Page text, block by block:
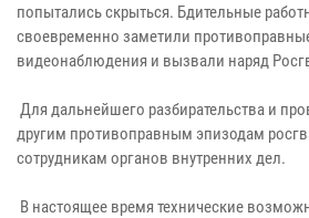
попытались скрыться. Бдительные
своевременно заметили
видеонаблюдения и вызвали наряд
Для дальнейшего разбирательства и
другим противоправным эпизодам
сотрудникам органов внутренних дел.
В настоящее время технические